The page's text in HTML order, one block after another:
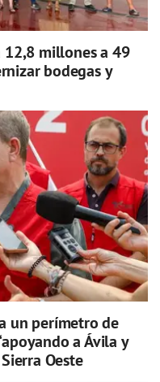
12,8 millones a 49
bodegas y
un perímetro de
a Ávila y
Oeste